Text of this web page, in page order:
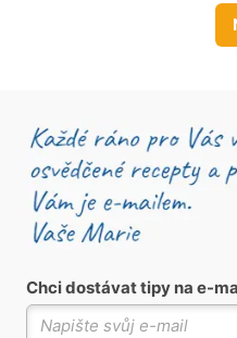
Chci dostávat tipy na e-